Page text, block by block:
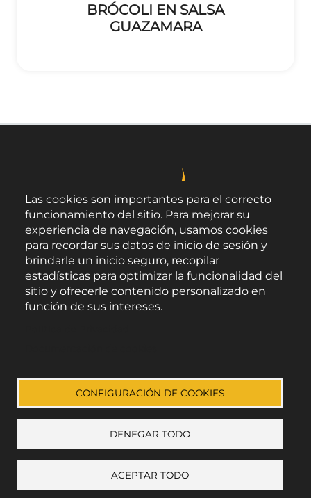
BRÓCOLI EN SALSA
GUAZAMARA
Aviso legal-Política de privacidad-
Accesibilidad
Enlace a Facebook
Enlace a Instagram
Enlace a Youtube Channel
Enlace a X (Twitter)
Las cookies son importantes para el correcto
funcionamiento del sitio. Para mejorar su
experiencia de navegación, usamos cookies
para recordar sus datos de inicio de sesión y
brindarle un inicio seguro, recopilar
estadísticas para optimizar la funcionalidad del
sitio y ofrecerle contenido personalizado en
función de sus intereses.
CONFIGURACIÓN DE COOKIES
DENEGAR TODO
ACEPTAR TODO